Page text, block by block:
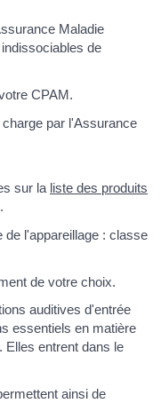
Maladie
de
CPAM.
par l'Assurance
sur la liste des produits
.
de l'appareillage : classe
de votre choix.
auditives d'entrée
essentiels en matière
Elles entrent dans le
ainsi de